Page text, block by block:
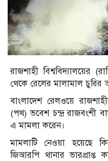
রাজশাহী বিশ্ববিদ্যালয়ের
থেকে রেলের মালামাল
বাংলাদেশ রেলওয়ে
(পথ) ভবেশ চন্দ্র রাজবংশী
এ মামলা করেন।
মামলাটি নেওয়া হয়েছে
জিআরপি থানার ভারপ্রাপ্ত